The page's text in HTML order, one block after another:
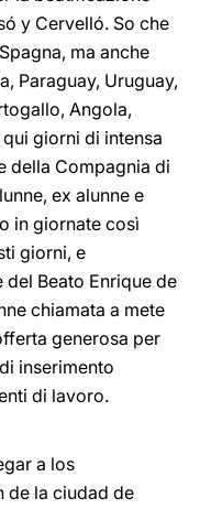
y Cervelló. So che
ma anche
Paraguay, Uruguay,
Angola,
giorni di intensa
della Compagnia di
ex alunne e
in giornate così
giorni, e
del Beato Enrique de
chiamata a mete
generosa per
inserimento
di lavoro.
a los
de la ciudad de